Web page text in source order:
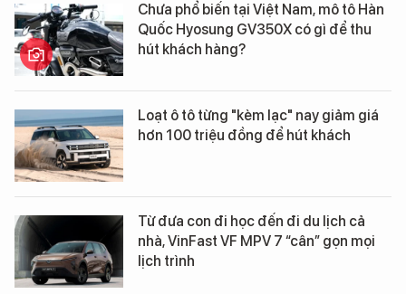
Chưa phổ biến tại Việt Nam, mô tô Hàn
Quốc Hyosung GV350X có gì để thu
hút khách hàng?
Loạt ô tô từng "kèm lạc" nay giảm giá
hơn 100 triệu đồng để hút khách
Từ đưa con đi học đến đi du lịch cả
nhà, VinFast VF MPV 7 “cân” gọn mọi
lịch trình